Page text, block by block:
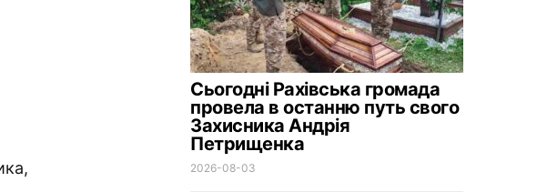
Сьогодні Рахівська громада
провела в останню путь свого
Захисника Андрія
Петрищенка
2026-08-03